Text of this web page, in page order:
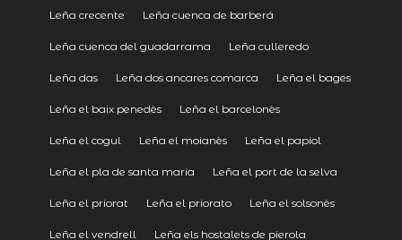
Leña crecente Leña cuenca de barberá
Leña cuenca del guadarrama Leña culleredo
Leña das Leña dos ancares comarca Leña el bages
Leña el baix penedès Leña el barcelonès
Leña el cogul Leña el moianès Leña el papiol
Leña el pla de santa maria Leña el port de la selva
Leña el priorat Leña el priorato Leña el solsonès
Leña el vendrell Leña els hostalets de pierola